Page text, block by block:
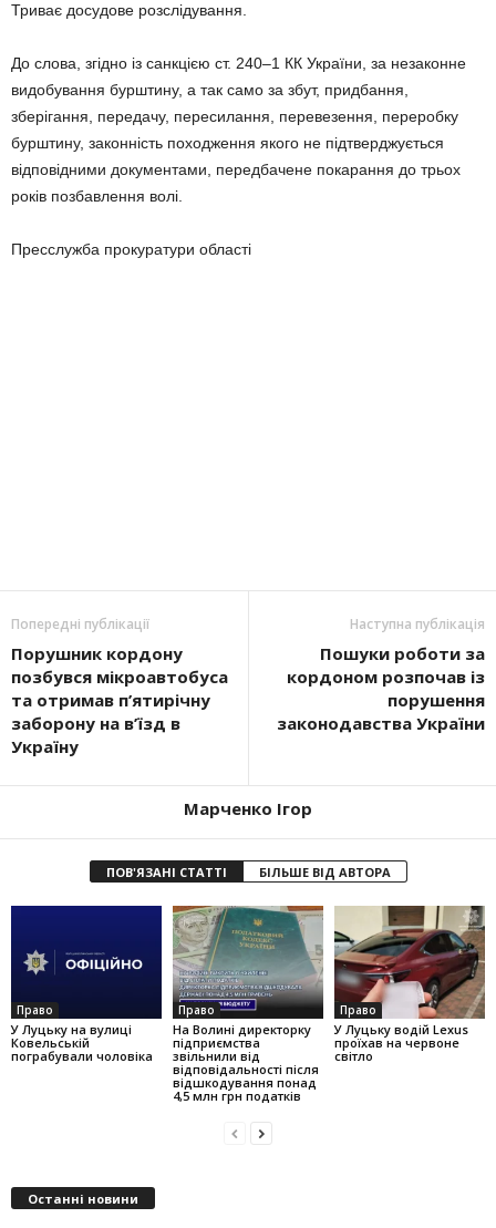
Триває досудове розслідування.
До слова, згідно із санкцією ст. 240–1 КК України, за незаконне
видобування бурштину, а так само за збут, придбання,
зберігання, передачу, пересилання, перевезення, переробку
бурштину, законність походження якого не підтверджується
відповідними документами, передбачене покарання до трьох
років позбавлення волі.
Пресслужба прокуратури області
Попередні публікації
Порушник кордону
позбувся мікроавтобуса
та отримав п’ятирічну
заборону на в’їзд в
Україну
Наступна публікація
Пошуки роботи за
кордоном розпочав із
порушення
законодавства України
Марченко Ігор
ПОВ'ЯЗАНІ СТАТТІ БІЛЬШЕ ВІД АВТОРА
Право
У Луцьку на вулиці
Ковельській
пограбували чоловіка
Право
На Волині директорку
підприємства
звільнили від
відповідальності після
відшкодування понад
4,5 млн грн податків
Право
У Луцьку водій Lexus
проїхав на червоне
світло
Останні новини